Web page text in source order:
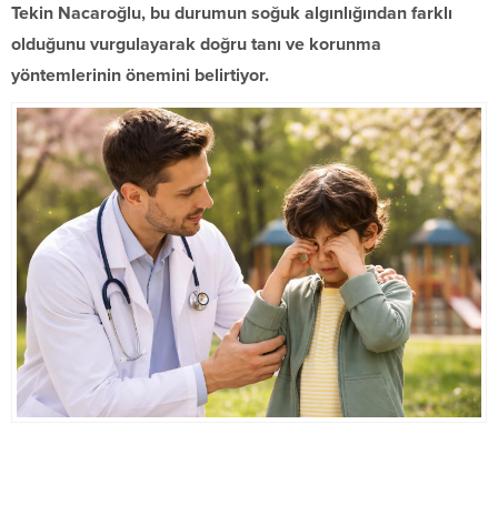
Tekin Nacaroğlu, bu durumun soğuk algınlığından farklı
olduğunu vurgulayarak doğru tanı ve korunma
yöntemlerinin önemini belirtiyor.